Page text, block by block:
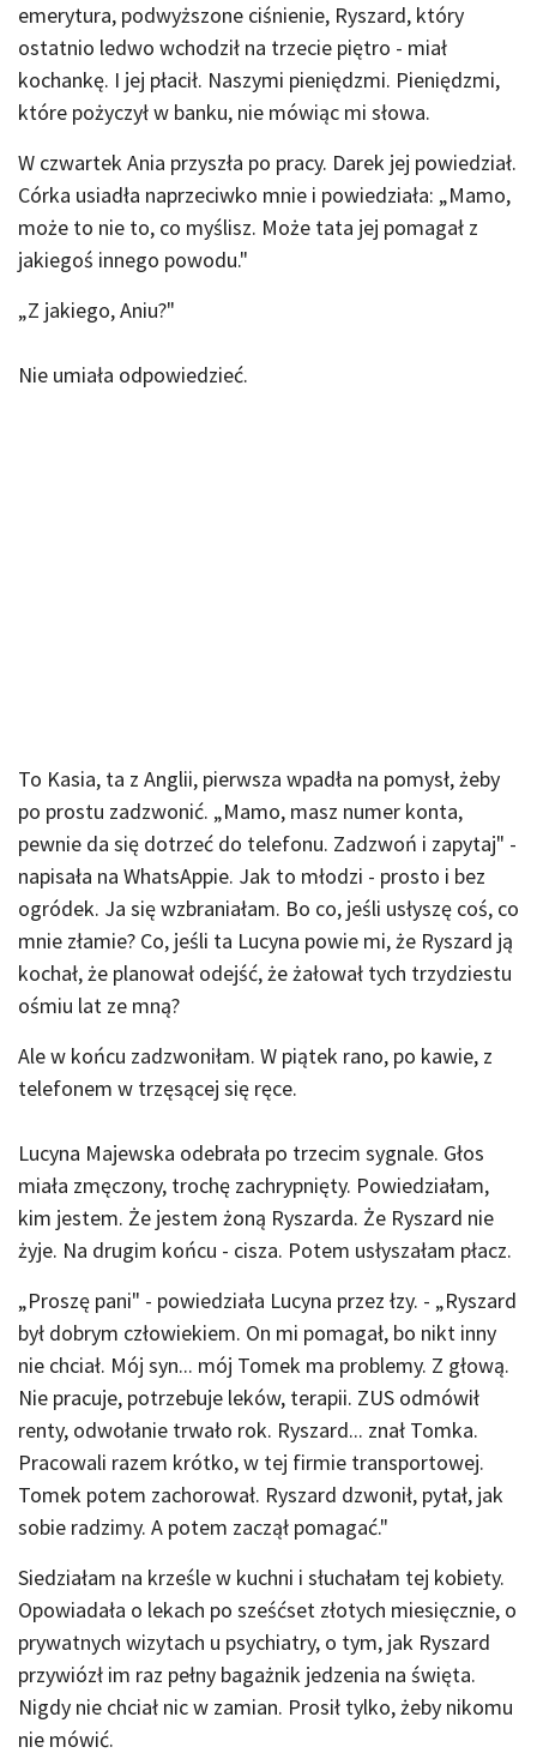
emerytura, podwyższone ciśnienie, Ryszard, który
ostatnio ledwo wchodził na trzecie piętro - miał
kochankę. I jej płacił. Naszymi pieniędzmi. Pieniędzmi,
które pożyczył w banku, nie mówiąc mi słowa.
W czwartek Ania przyszła po pracy. Darek jej powiedział.
Córka usiadła naprzeciwko mnie i powiedziała: „Mamo,
może to nie to, co myślisz. Może tata jej pomagał z
jakiegoś innego powodu."
„Z jakiego, Aniu?"
Nie umiała odpowiedzieć.
To Kasia, ta z Anglii, pierwsza wpadła na pomysł, żeby
po prostu zadzwonić. „Mamo, masz numer konta,
pewnie da się dotrzeć do telefonu. Zadzwoń i zapytaj" -
napisała na WhatsAppie. Jak to młodzi - prosto i bez
ogródek. Ja się wzbraniałam. Bo co, jeśli usłyszę coś, co
mnie złamie? Co, jeśli ta Lucyna powie mi, że Ryszard ją
kochał, że planował odejść, że żałował tych trzydziestu
ośmiu lat ze mną?
Ale w końcu zadzwoniłam. W piątek rano, po kawie, z
telefonem w trzęsącej się ręce.
Lucyna Majewska odebrała po trzecim sygnale. Głos
miała zmęczony, trochę zachrypnięty. Powiedziałam,
kim jestem. Że jestem żoną Ryszarda. Że Ryszard nie
żyje. Na drugim końcu - cisza. Potem usłyszałam płacz.
„Proszę pani" - powiedziała Lucyna przez łzy. - „Ryszard
był dobrym człowiekiem. On mi pomagał, bo nikt inny
nie chciał. Mój syn... mój Tomek ma problemy. Z głową.
Nie pracuje, potrzebuje leków, terapii. ZUS odmówił
renty, odwołanie trwało rok. Ryszard... znał Tomka.
Pracowali razem krótko, w tej firmie transportowej.
Tomek potem zachorował. Ryszard dzwonił, pytał, jak
sobie radzimy. A potem zaczął pomagać."
Siedziałam na krześle w kuchni i słuchałam tej kobiety.
Opowiadała o lekach po sześćset złotych miesięcznie, o
prywatnych wizytach u psychiatry, o tym, jak Ryszard
przywiózł im raz pełny bagażnik jedzenia na święta.
Nigdy nie chciał nic w zamian. Prosił tylko, żeby nikomu
nie mówić.